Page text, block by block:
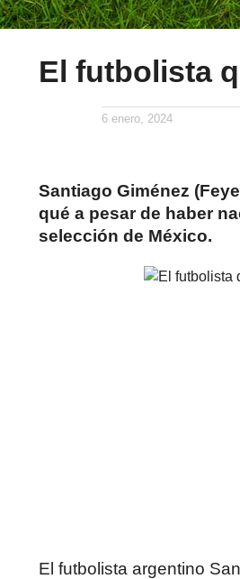
El futbolista
6 enero, 2024
Santiago Giménez
qué a pesar de haber
selección de México.
El futbolista argentino